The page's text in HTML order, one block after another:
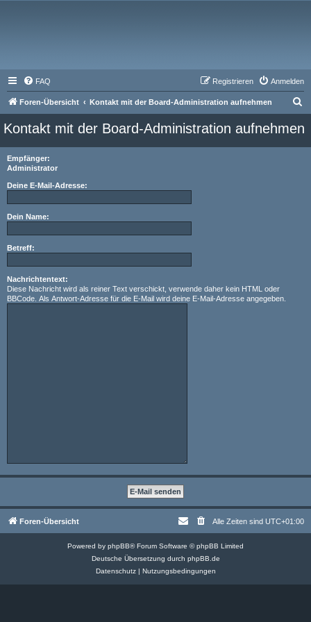
FAQ Anmelden
Registrieren
Foren-Übersicht Kontakt mit der Board-Administration aufnehmen
c
Kontakt mit der Board-Administration aufnehmen
Empfänger:
Administrator
Deine E-Mail-Adresse:
Dein Name:
Betreff:
Nachrichtentext:
Diese Nachricht wird als reiner Text verschickt, verwende daher kein HTML oder
BBCode. Als Antwort-Adresse für die E-Mail wird deine E-Mail-Adresse angegeben.
Foren-Übersicht Alle Zeiten sind UTC+01:00
Powered by phpBB® Forum Software © phpBB Limited
Deutsche Übersetzung durch phpBB.de
Datenschutz| Nutzungsbedingungen